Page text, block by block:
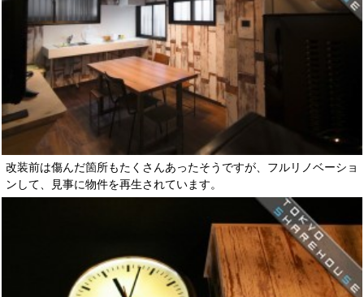
改装前は傷んだ箇所もたくさんあったそうですが、フルリノベーショ
ンして、見事に物件を再生されています。